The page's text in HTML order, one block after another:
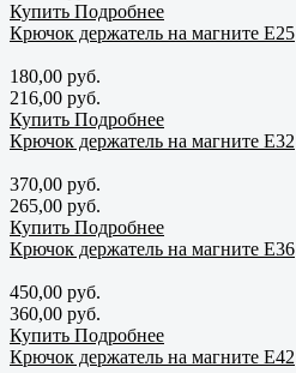
Купить Подробнее
Крючок держатель на магните E25
180,00 руб.
216,00 руб.
Купить Подробнее
Крючок держатель на магните E32
370,00 руб.
265,00 руб.
Купить Подробнее
Крючок держатель на магните E36
450,00 руб.
360,00 руб.
Купить Подробнее
Крючок держатель на магните E42